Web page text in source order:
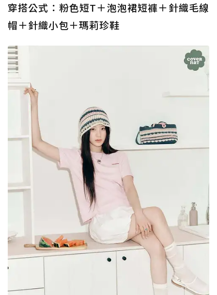
穿搭公式：粉色短T＋泡泡裙短褲＋針織毛線
帽＋針織小包＋瑪莉珍鞋